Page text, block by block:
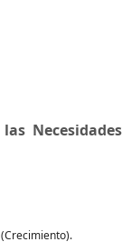
Necesidades
(Crecimiento).